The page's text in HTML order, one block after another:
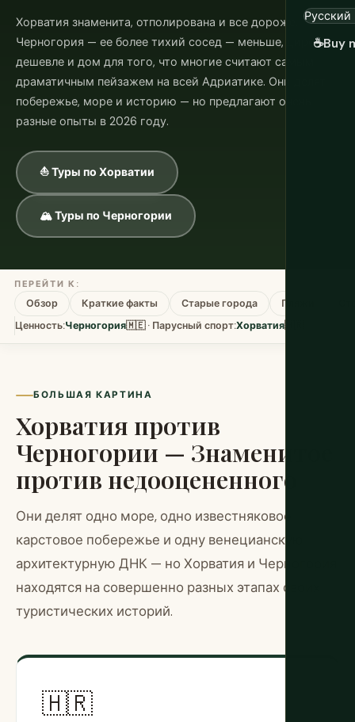
☕Buy
Хорватия знаменита, отполирована и все дороже.
Черногория — ее более тихий сосед — меньше, дирее,
дешевле и дом для того, что многие считают самым
драматичным пейзажем на всей Адриатике. Они делят
побережье, море и историю — но предлагают очень
разные опыты в 2026 году.
⛵ Туры по Хорватии
🏔️ Туры по Черногории
ПЕРЕЙТИ К:
Обзор Краткие факты Старые города Пляжи
Ценность:Черногория🇲🇪 · Парусный спорт:Хорватия🇭🇷
БОЛЬШАЯ КАРТИНА
Хорватия против
Черногории — Знаменитое
против недооцененного
Они делят одно море, одно известняковое
карстовое побережье и одну венецианскую
архитектурную ДНК — но Хорватия и Черногория
находятся на совершенно разных этапах своих
туристических историй.
🇭🇷